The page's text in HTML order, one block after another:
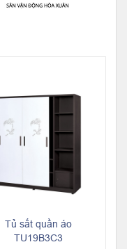
Tủ sắt quần áo
TU19B3C3